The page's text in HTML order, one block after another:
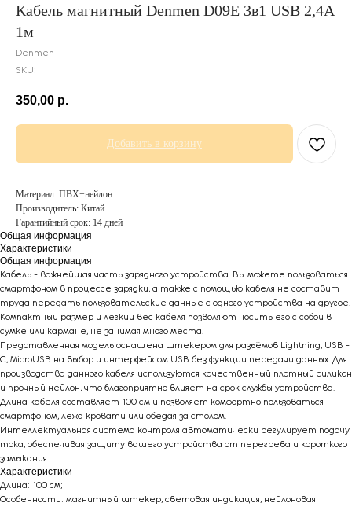
Кабель магнитный Denmen D09E 3в1 USB 2,4A
1м
Denmen
SKU:
350,00 р.
Добавить в корзину
Материал: ПВХ+нейлон
Производитель: Китай
Гарантийный срок: 14 дней
Общая информация
Характеристики
Общая информация
Кабель - важнейшая часть зарядного устройства. Вы можете пользоваться
смартфоном в процессе зарядки, а также с помощью кабеля не составит
труда передать пользовательские данные с одного устройства на другое.
Компактный размер и легкий вес кабеля позволяют носить его с собой в
сумке или кармане, не занимая много места.
Представленная модель оснащена штекером для разъёмов Lightning, USB -
C, MicroUSB на выбор и интерфейсом USB без функции передачи данных. Для
производства данного кабеля используются качественный плотный силикон
и прочный нейлон, что благоприятно влияет на срок службы устройства.
Длина кабеля составляет 100 см и позволяет комфортно пользоваться
смартфоном, лёжа кровати или обедая за столом.
Интеллектуальная система контроля автоматически регулирует подачу
тока, обеспечивая защиту вашего устройства от перегрева и короткого
замыкания.
Характеристики
Длина: 100 см;
Особенности: магнитный штекер, световая индикация, нейлоновая